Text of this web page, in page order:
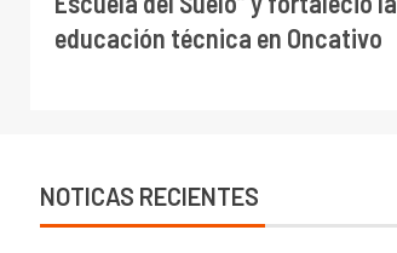
educación técnica en Oncativo
NOTICAS RECIENTES